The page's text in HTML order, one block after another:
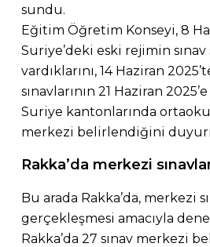
sundu.
Eğitim Öğretim Konseyi, 8
Suriye’deki eski rejimin
vardıklarını, 14 Haziran
sınavlarının 21 Haziran
Suriye kantonlarında
merkezi belirlendiğini
Rakka’da merkezi
Bu arada Rakka’da, merkezi
gerçekleşmesi amacıyla
Rakka’da 27 sınav merkezi